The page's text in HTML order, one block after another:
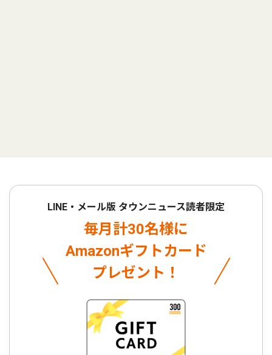
LINE・メール版 タウンニュース読者限定
毎月計30名様に
Amazonギフトカード
プレゼント！